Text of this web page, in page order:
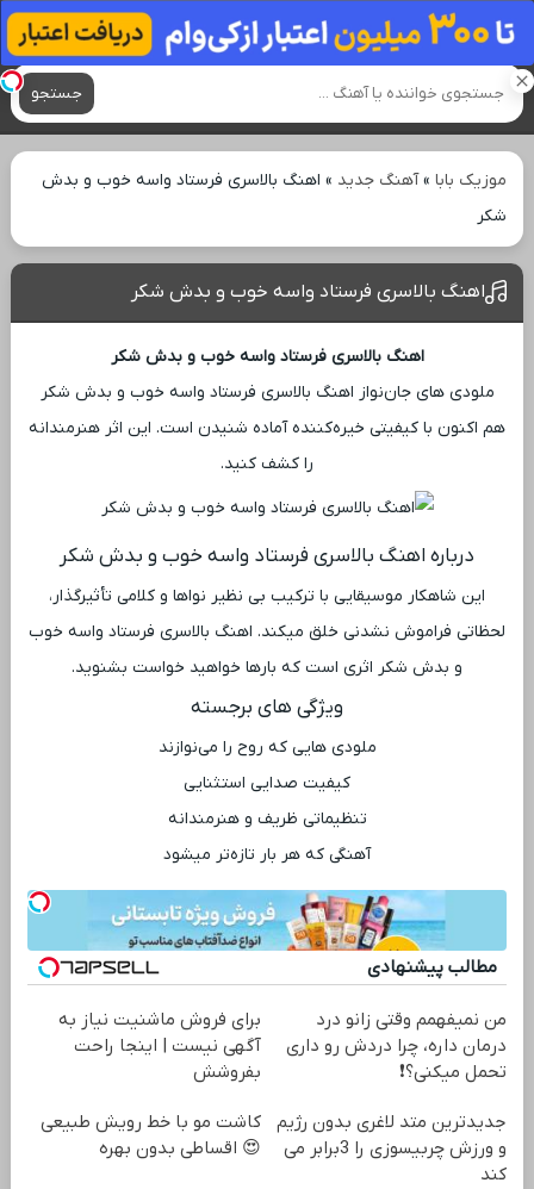
آهنگ های جدید
جستجو
موزیک بابا»آهنگ جدید » اهنگ بالاسری فرستاد واسه خوب و بدش
شکر
اهنگ بالاسری فرستاد واسه خوب و بدش شکر
اهنگ بالاسری فرستاد واسه خوب و بدش شکر
ملودی ‌های جان‌نواز اهنگ بالاسری فرستاد واسه خوب و بدش شکر
هم اکنون با کیفیتی خیره‌کننده آماده شنیدن است. این اثر هنرمندانه
را کشف کنید.
درباره اهنگ بالاسری فرستاد واسه خوب و بدش شکر
این شاهکار موسیقایی با ترکیب بی ‌نظیر نواها و کلامی تأثیرگذار،
لحظاتی فراموش ‌نشدنی خلق میکند. اهنگ بالاسری فرستاد واسه خوب
و بدش شکر اثری است که بارها خواهید خواست بشنوید.
ویژگی ‌های برجسته
ملودی ‌هایی که روح را می‌نوازند
کیفیت صدایی استثنایی
تنظیماتی ظریف و هنرمندانه
آهنگی که هر بار تازه‌تر میشود
مطالب پیشنهادی
من نمیفهمم وقتی زانو درد
درمان داره، چرا دردش رو داری
تحمل میکنی؟❗
برای فروش ماشنیت نیاز به
آگهی نیست | اینجا راحت
بفروشش
جدیدترین متد لاغری بدون رژیم
و ورزش چربیسوزی را 3برابر می
کند
کاشت مو با خط رویش طبیعی
😍 اقساطی بدون بهره